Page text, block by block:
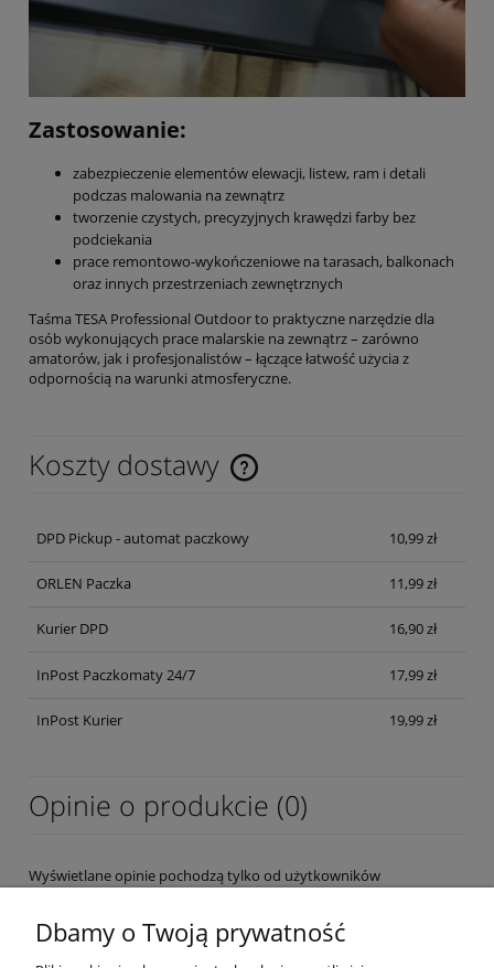
Zastosowanie:
zabezpieczenie elementów elewacji, listew, ram i detali
podczas malowania na zewnątrz
tworzenie czystych, precyzyjnych krawędzi farby bez
podciekania
prace remontowo-wykończeniowe na tarasach, balkonach
oraz innych przestrzeniach zewnętrznych
Taśma TESA Professional Outdoor to praktyczne narzędzie dla
osób wykonujących prace malarskie na zewnątrz – zarówno
amatorów, jak i profesjonalistów – łączące łatwość użycia z
odpornością na warunki atmosferyczne.
Koszty dostawy
Cena nie zawiera ewentualnych kosztów płatności
DPD Pickup - automat paczkowy 10,99 zł
ORLEN Paczka 11,99 zł
Kurier DPD 16,90 zł
InPost Paczkomaty 24/7 17,99 zł
InPost Kurier 19,99 zł
Opinie o produkcie (0)
Wyświetlane opinie pochodzą tylko od użytkowników
Dbamy o Twoją prywatność